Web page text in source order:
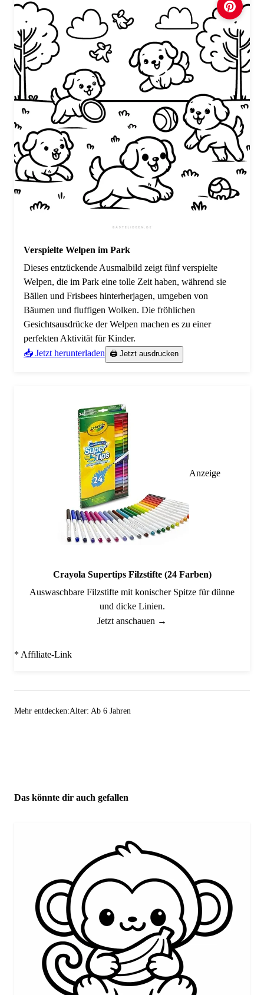
Verspielte Welpen im Park
Dieses entzückende Ausmalbild zeigt fünf verspielte
Welpen, die im Park eine tolle Zeit haben, während sie
Bällen und Frisbees hinterherjagen, umgeben von
Bäumen und fluffigen Wolken. Die fröhlichen
Gesichtsausdrücke der Welpen machen es zu einer
perfekten Aktivität für Kinder.
📥 Jetzt herunterladen
🖨️ Jetzt ausdrucken
Anzeige
Crayola Supertips Filzstifte (24 Farben)
Auswaschbare Filzstifte mit konischer Spitze für dünne
und dicke Linien.
Jetzt anschauen →
* Affiliate-Link
Mehr entdecken:Alter: Ab 6 Jahren
Das könnte dir auch gefallen